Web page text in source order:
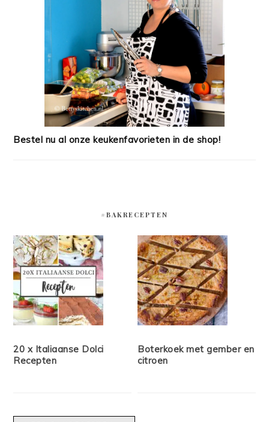
Bestel nu al onze keukenfavorieten in de shop!
#BAKRECEPTEN
20 x Italiaanse Dolci
Recepten
Boterkoek met gember en
citroen